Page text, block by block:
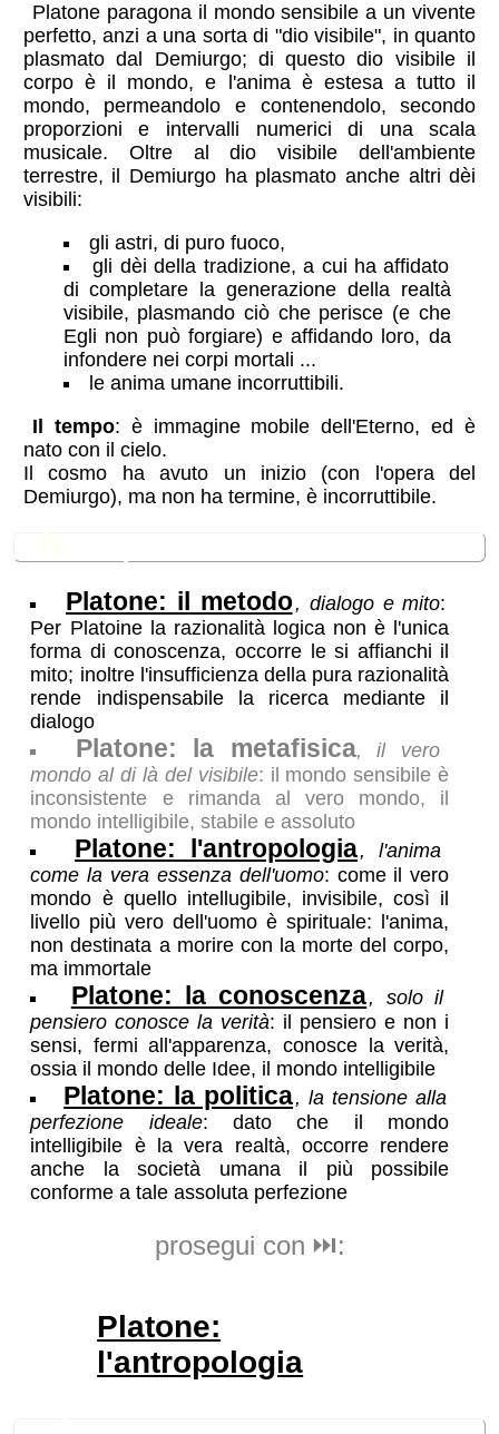
Platone paragona il mondo sensibile a un vivente
perfetto, anzi a una sorta di "dio visibile", in quanto
plasmato dal Demiurgo; di questo dio visibile il
corpo è il mondo, e l'anima è estesa a tutto il
mondo, permeandolo e contenendolo, secondo
proporzioni e intervalli numerici di una scala
musicale. Oltre al dio visibile dell'ambiente
terrestre, il Demiurgo ha plasmato anche altri dèi
visibili:
gli astri, di puro fuoco,
gli dèi della tradizione, a cui ha affidato
di completare la generazione della realtà
visibile, plasmando ciò che perisce (e che
Egli non può forgiare) e affidando loro, da
infondere nei corpi mortali ...
le anima umane incorruttibili.
Il tempo: è immagine mobile dell'Eterno, ed è
nato con il cielo.
Il cosmo ha avuto un inizio (con l'opera del
Demiurgo), ma non ha termine, è incorruttibile.
Platone: il metodo, dialogo e mito:
Per Platoine la razionalità logica non è l'unica
forma di conoscenza, occorre le si affianchi il
mito; inoltre l'insufficienza della pura razionalità
rende indispensabile la ricerca mediante il
dialogo
Platone: la metafisica, il vero
mondo al di là del visibile: il mondo sensibile è
inconsistente e rimanda al vero mondo, il
mondo intelligibile, stabile e assoluto
Platone: l'antropologia, l'anima
come la vera essenza dell'uomo: come il vero
mondo è quello intellugibile, invisibile, così il
livello più vero dell'uomo è spirituale: l'anima,
non destinata a morire con la morte del corpo,
ma immortale
Platone: la conoscenza, solo il
pensiero conosce la verità: il pensiero e non i
sensi, fermi all'apparenza, conosce la verità,
ossia il mondo delle Idee, il mondo intelligibile
Platone: la politica, la tensione alla
perfezione ideale: dato che il mondo
intelligibile è la vera realtà, occorre rendere
anche la società umana il più possibile
conforme a tale assoluta perfezione
prosegui con ⏭️:
Platone:
l'antropologia